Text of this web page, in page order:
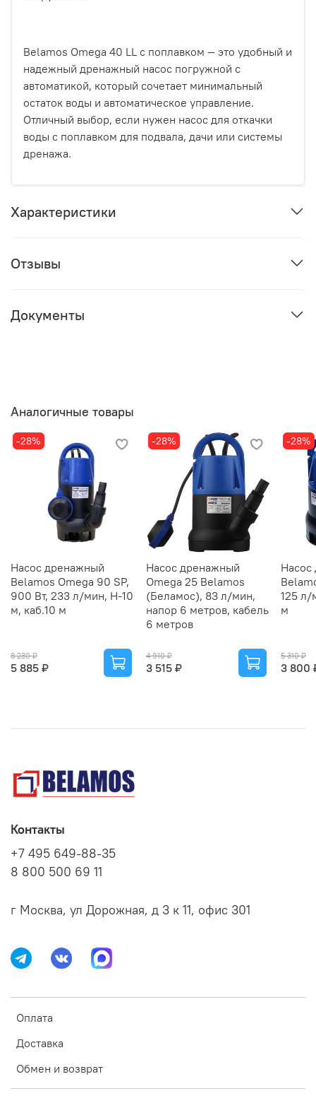
Belamos Omega 40 LL с поплавком — это удобный и
надежный дренажный насос погружной с
автоматикой, который сочетает минимальный
остаток воды и автоматическое управление.
Отличный выбор, если нужен насос для откачки
воды с поплавком для подвала, дачи или системы
дренажа.
Характеристики
Отзывы
Документы
Аналогичные товары
-28%
Насос дренажный
Belamos Omega 90 SP,
900 Вт, 233 л/мин, Н-10
м, каб.10 м
8 230 ₽
5 885 ₽
-28%
Насос дренажный
Omega 25 Belamos
(Беламос), 83 л/мин,
напор 6 метров, кабель
6 метров
4 910 ₽
3 515 ₽
-28%
125 л/
м
5 310 ₽
3 800
Оплата
Доставка
Обмен и возврат
Контакты
+7 495 649-88-35
8 800 500 69 11
г Москва, ул Дорожная, д 3 к 11, офис 301